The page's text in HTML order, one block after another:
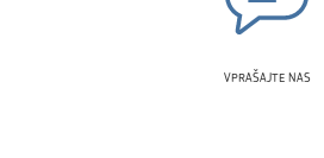
VPRAŠAJTE NAS